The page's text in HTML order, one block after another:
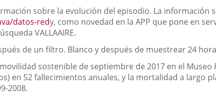
sobre la evolución del episodio. La información
datos-redy, como novedad en la APP que pone en
VALLAAIRE.
de un filtro. Blanco y después de muestrear 24
sostenible de septiembre de 2017 en el
en 52 fallecimientos anuales, y la mortalidad a largo
2008.